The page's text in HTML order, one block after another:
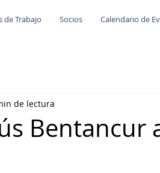
de Trabajo Socios Calendario de
Bentancur
de lectura